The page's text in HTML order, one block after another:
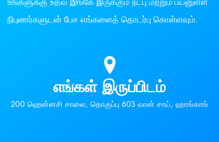
நிபுணர்களுடன் பேச எங்களைத் தொடர்பு கொள்ளவும்.
எங்கள் இருப்பிடம்
200 ஹென்னசி சாலை, தொகுப்பு 603 வான் சாய், ஹாங்காங்